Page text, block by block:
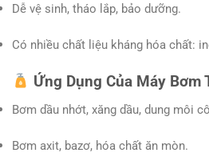
Dễ vệ sinh, tháo lắp, bảo dưỡng.
Có nhiều chất liệu kháng hóa chất:
Ứng Dụng Của Máy Bơm
Bơm dầu nhớt, xăng dầu, dung môi
Bơm axit, bazơ, hóa chất ăn mòn.